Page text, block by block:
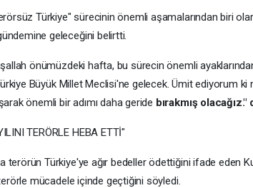
Türkiye" sürecinin önemli aşamalarından biri
geleceğini belirtti.
önümüzdeki hafta, bu sürecin önemli
Büyük Millet Meclisi'ne gelecek. Ümit ediyorum
önemli bir adımı daha geride bırakmış olacağız."
TERÖRLE HEBA ETTİ"
terörün Türkiye'ye ağır bedeller ödettiğini ifade eden
terörle mücadele içinde geçtiğini söyledi.